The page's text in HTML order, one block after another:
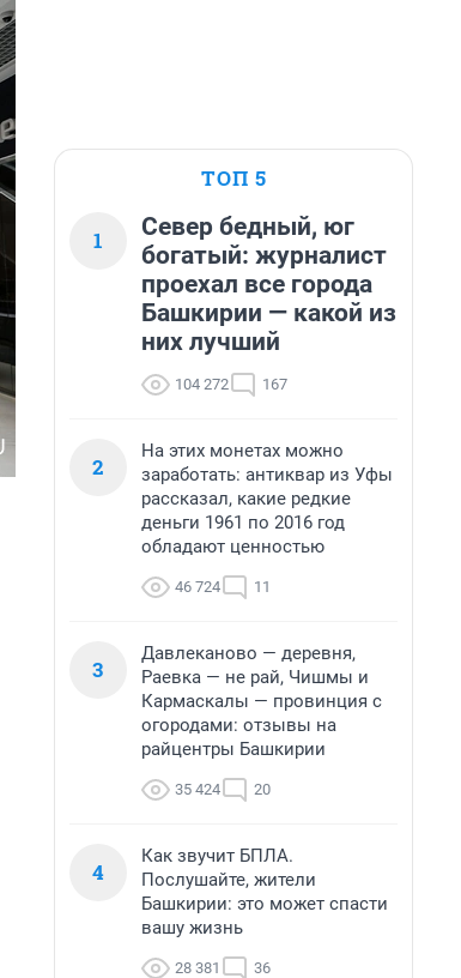
ТОП 5
1
Север бедный, юг
богатый: журналист
проехал все города
Башкирии — какой из
них лучший
104 272 167
2
На этих монетах можно
заработать: антиквар из Уфы
рассказал, какие редкие
деньги 1961 по 2016 год
обладают ценностью
46 724 11
3
Давлеканово — деревня,
Раевка — не рай, Чишмы и
Кармаскалы — провинция с
огородами: отзывы на
райцентры Башкирии
35 424 20
4
Как звучит БПЛА.
Послушайте, жители
Башкирии: это может спасти
вашу жизнь
28 381 36